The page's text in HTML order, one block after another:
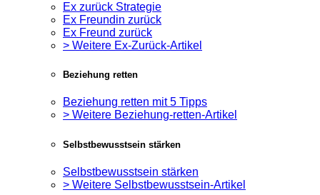
Ex zurück Strategie
Ex Freundin zurück
Ex Freund zurück
> Weitere Ex-Zurück-Artikel
Beziehung retten
Beziehung retten mit 5 Tipps
> Weitere Beziehung-retten-Artikel
Selbstbewusstsein stärken
Selbstbewusstsein stärken
> Weitere Selbstbewusstsein-Artikel